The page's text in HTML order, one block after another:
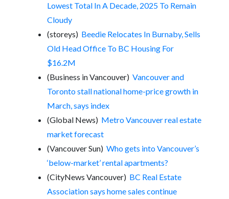
Lowest Total In A Decade, 2025 To Remain
Cloudy
(storeys) Beedie Relocates In Burnaby, Sells
Old Head Office To BC Housing For
$16.2M
(Business in Vancouver)Vancouver and
Toronto stall national home-price growth in
March, says index
(Global News) Metro Vancouver real estate
market forecast
(Vancouver Sun)Who gets into Vancouver’s
‘below-market’ rental apartments?
(CityNews Vancouver) BC Real Estate
Association says home sales continue